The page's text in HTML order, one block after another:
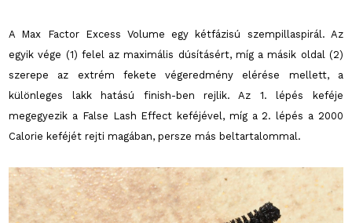
A Max Factor Excess Volume egy kétfázisú szempillaspirál. Az
egyik vége (1) felel az maximális dúsításért, míg a másik oldal (2)
szerepe az extrém fekete végeredmény elérése mellett, a
különleges lakk hatású finish-ben rejlik. Az 1. lépés keféje
megegyezik a False Lash Effect keféjével, míg a 2. lépés a 2000
Calorie keféjét rejti magában, persze más beltartalommal.